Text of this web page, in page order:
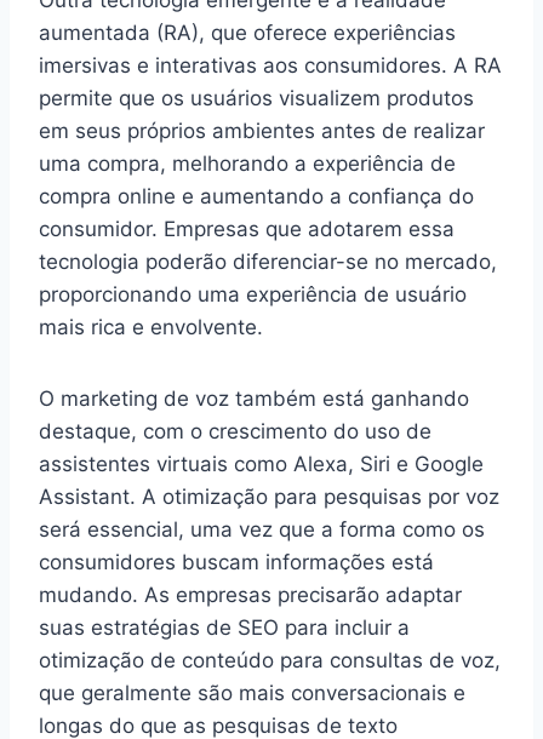
aumentada (RA), que oferece experiências
imersivas e interativas aos consumidores. A RA
permite que os usuários visualizem produtos
em seus próprios ambientes antes de realizar
uma compra, melhorando a experiência de
compra online e aumentando a confiança do
consumidor. Empresas que adotarem essa
tecnologia poderão diferenciar-se no mercado,
proporcionando uma experiência de usuário
mais rica e envolvente.
O marketing de voz também está ganhando
destaque, com o crescimento do uso de
assistentes virtuais como Alexa, Siri e Google
Assistant. A otimização para pesquisas por voz
será essencial, uma vez que a forma como os
consumidores buscam informações está
mudando. As empresas precisarão adaptar
suas estratégias de SEO para incluir a
otimização de conteúdo para consultas de voz,
que geralmente são mais conversacionais e
longas do que as pesquisas de texto